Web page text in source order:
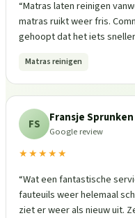
“Matras laten reinigen
matras ruikt weer fris.
gehoopt dat het iets
Matras reinigen
FS Fransje Sprunken
Google review
★★★★★
“Wat een fantastische
fauteuils weer helemaal
ziet er weer als nieuw uit.